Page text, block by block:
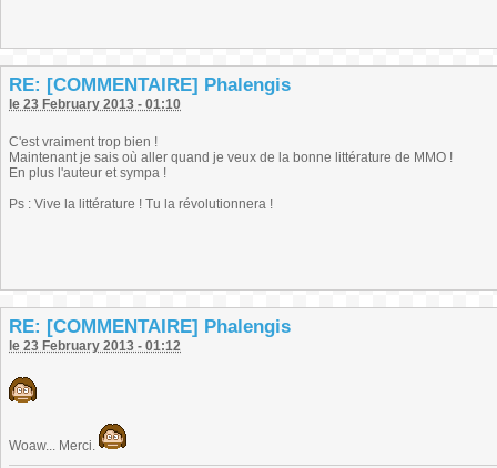
RE: [COMMENTAIRE] Phalengis
le 23 February 2013 - 01:10
C'est vraiment trop bien !
Maintenant je sais où aller quand je veux de la bonne littérature de MMO !
En plus l'auteur et sympa !
Ps : Vive la littérature ! Tu la révolutionnera !
RE: [COMMENTAIRE] Phalengis
le 23 February 2013 - 01:12
Woaw... Merci.